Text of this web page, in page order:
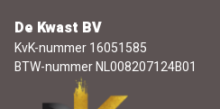
De Kwast BV
KvK-nummer 16051585
BTW-nummer NL008207124B01